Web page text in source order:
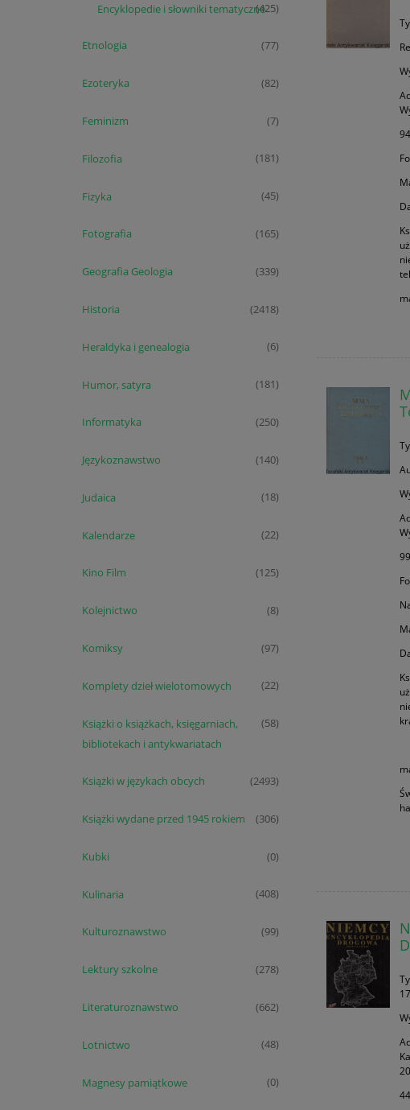
Encyklopedie i słowniki tematyczne(425)
Etnologia (77)
Ezoteryka (82)
Feminizm (7)
Filozofia (181)
Fizyka (45)
Fotografia (165)
Geografia Geologia (339)
Historia (2418)
Heraldyka i genealogia (6)
Humor, satyra (181)
Informatyka (250)
Językoznawstwo (140)
Judaica (18)
Kalendarze (22)
Kino Film (125)
Kolejnictwo (8)
Komiksy (97)
Komplety dzieł wielotomowych (22)
Książki o książkach, księgarniach,
bibliotekach i antykwariatach
(58)
Książki w językach obcych (2493)
Książki wydane przed 1945 rokiem (306)
Kubki (0)
Kulinaria (408)
Kulturoznawstwo (99)
Lektury szkolne (278)
Literaturoznawstwo (662)
Lotnictwo (48)
Magnesy pamiątkowe (0)